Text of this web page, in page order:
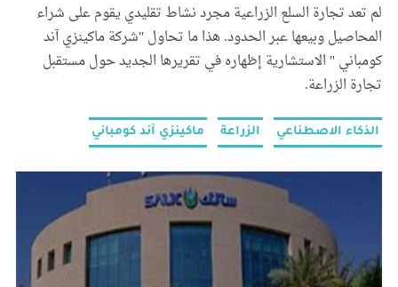
لم تعد تجارة السلع الزراعية مجرد نشاط تقليدي يقوم على شراء
المحاصيل وبيعها عبر الحدود. هذا ما تحاول "شركة ماكينزي آند
كومباني " الاستشارية إظهاره في تقريرها الجديد حول مستقبل
تجارة الزراعة.
الذكاء الاصطناعي الزراعة ماكينزي آند كومباني